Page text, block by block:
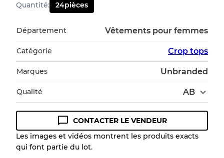
Quantité: 24pièces
Département Vêtements pour femmes
Catégorie Crop tops
Marques Unbranded
Qualité AB
Guide des conditions
Tous les produits incluent un niveau de
CONTACTER LE VENDEUR
Les images et vidéos montrent les produits exacts
qui font partie du lot.